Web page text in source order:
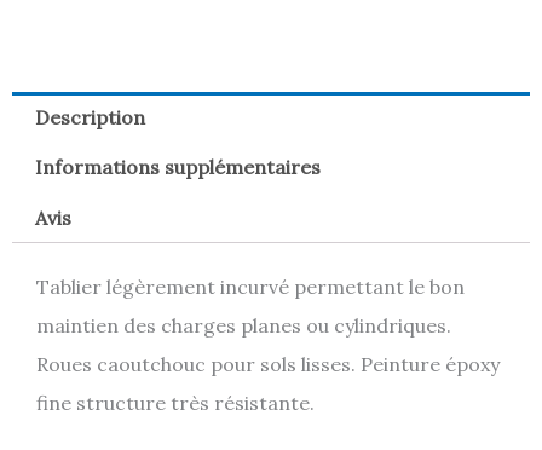
Description
Informations supplémentaires
Avis
Tablier légèrement incurvé permettant le bon
maintien des charges planes ou cylindriques.
Roues caoutchouc pour sols lisses. Peinture époxy
fine structure très résistante.